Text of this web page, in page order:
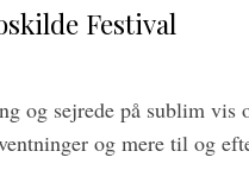
Festival
og sejrede på sublim
og mere til og